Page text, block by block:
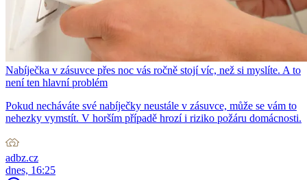
Nabíječka v zásuvce přes noc vás ročně stojí víc, než si myslíte. A to
není ten hlavní problém
Pokud necháváte své nabíječky neustále v zásuvce, může se vám to
nehezky vymstít. V horším případě hrozí i riziko požáru domácnosti.
adbz.cz
dnes, 16:25